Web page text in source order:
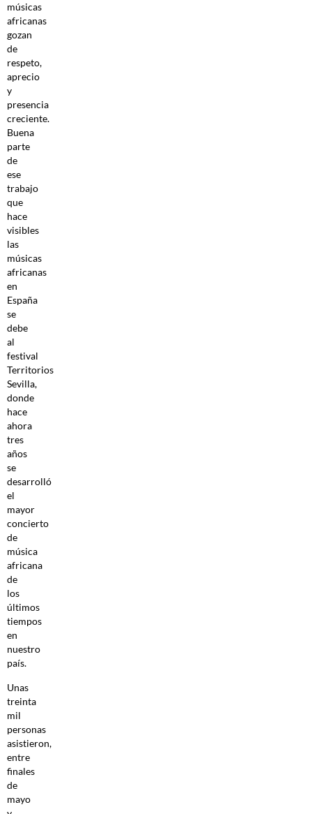
músicas
africanas
gozan
de
respeto,
aprecio
y
presencia
creciente.
Buena
parte
de
ese
trabajo
que
hace
visibles
las
músicas
africanas
en
España
se
debe
al
festival
Territorios
Sevilla,
donde
hace
ahora
tres
años
se
desarrolló
el
mayor
concierto
de
música
africana
de
los
últimos
tiempos
en
nuestro
país.
Unas
treinta
mil
personas
asistieron,
entre
finales
de
mayo